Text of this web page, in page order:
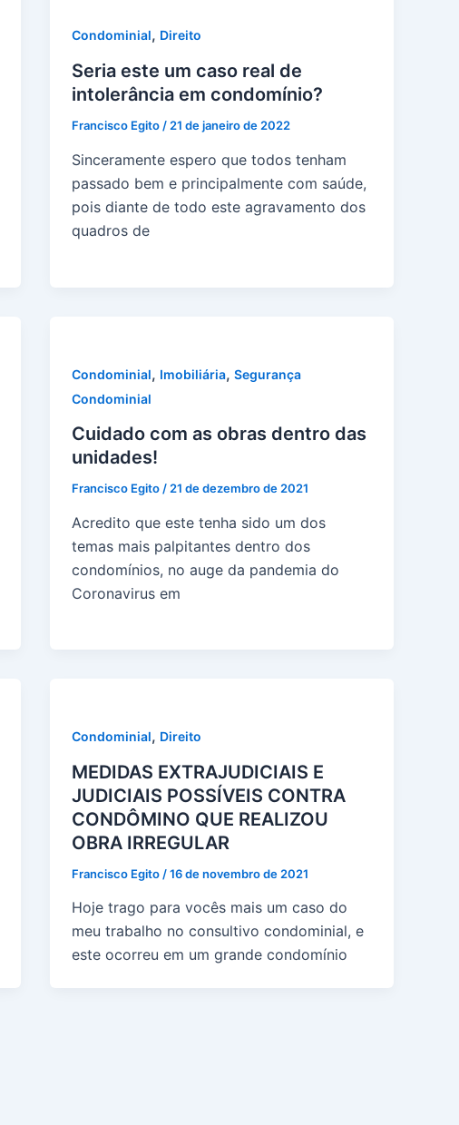
Condominial, Direito
Seria este um caso real de
intolerância em condomínio?
Francisco Egito / 21 de janeiro de 2022
Sinceramente espero que todos tenham
passado bem e principalmente com saúde,
pois diante de todo este agravamento dos
quadros de
Condominial, Imobiliária,Segurança
Condominial
Cuidado com as obras dentro das
unidades!
Francisco Egito/21 de dezembro de 2021
Acredito que este tenha sido um dos
temas mais palpitantes dentro dos
condomínios, no auge da pandemia do
Coronavirus em
Condominial, Direito
MEDIDAS EXTRAJUDICIAIS E
JUDICIAIS POSSÍVEIS CONTRA
CONDÔMINO QUE REALIZOU
OBRA IRREGULAR
Francisco Egito /16 de novembro de 2021
Hoje trago para vocês mais um caso do
meu trabalho no consultivo condominial, e
este ocorreu em um grande condomínio